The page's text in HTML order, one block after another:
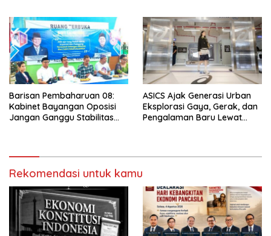
Barisan Pembaharuan 08:
Kabinet Bayangan Oposisi
Jangan Ganggu Stabilitas
ASICS Ajak Generasi Urban
Eksplorasi Gaya, Gerak, dan
Pengalaman Baru Lewat
Rekomendasi untuk kamu